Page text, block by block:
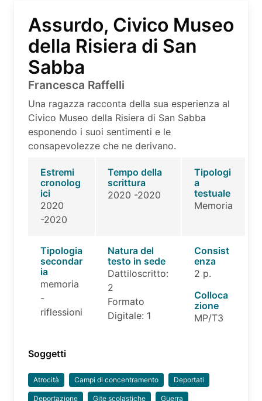
Assurdo, Civico Museo
della Risiera di San
Sabba
Francesca Raffelli
Una ragazza racconta della sua esperienza al
Civico Museo della Risiera di San Sabba
esponendo i suoi sentimenti e le
consapevolezze che ne derivano.
Estremi
cronolog
ici
2020
-2020
Tempo della
scrittura
2020 -2020
Tipologi
a
testuale
Memoria
Tipologia
secondar
ia
memoria
-
riflessioni
Natura del
testo in sede
Dattiloscritto:
2
Formato
Digitale: 1
Consist
enza
2 p.
Colloca
zione
MP/T3
Soggetti
Atrocità Campi di concentramento Deportati
Deportazione Gite scolastiche Guerra